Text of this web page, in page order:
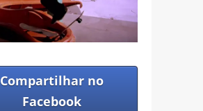
Compartilhar no
Facebook